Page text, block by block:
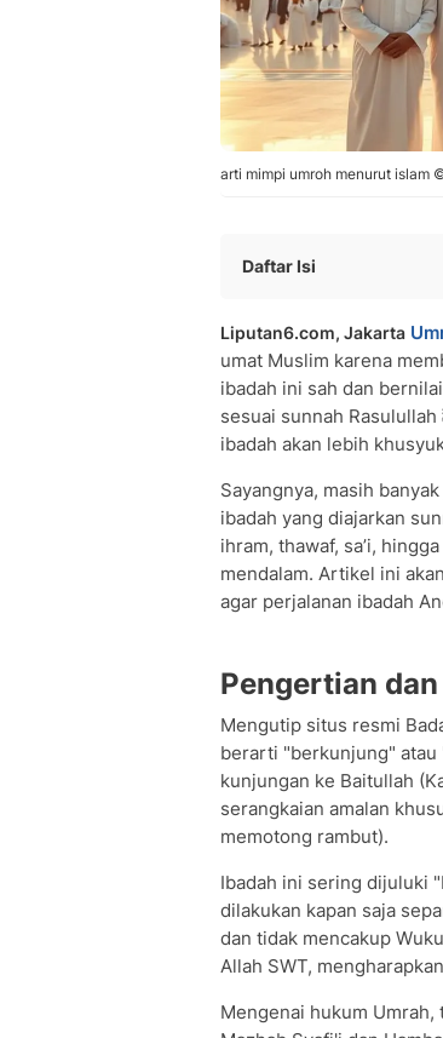
arti mimpi umroh menurut islam
Daftar Isi
Syarat Wajib Umroh
Rukun Umroh
Tata Cara Umroh Sesuai
• Persiapan Sebelum
• Ihram dan Niat Umroh
• Memasuki Masjidil
• Thawaf
• Sa'i
• Tahallul
Keutamaan dan Manfaat
•
Liputan6.com, Jakarta
umat Muslim karena
ibadah ini sah dan
sesuai sunnah Rasulullah ﷺ. Dengan mengikuti tuntunan yang benar, setiap rangkaian
ibadah akan lebih
Sayangnya, masih
ibadah yang diajarkan
ihram, thawaf, sa’i,
mendalam. Artikel ini
agar perjalanan ibadah
Pengertian
Mengutip situs resmi
berarti "berkunjung" atau
kunjungan ke Baitullah
serangkaian amalan
memotong rambut).
Ibadah ini sering dijuluki
dilakukan kapan saja
dan tidak mencakup
Allah SWT,
Mengenai hukum Umrah,